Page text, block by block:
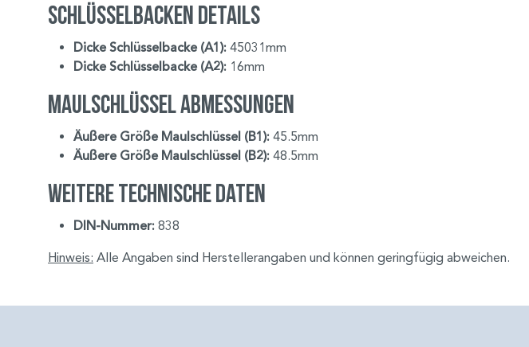
Schlüsselbacken Details
Dicke Schlüsselbacke (A1): 45031mm
Dicke Schlüsselbacke (A2): 16mm
Maulschlüssel Abmessungen
Äußere Größe Maulschlüssel (B1): 45.5mm
Äußere Größe Maulschlüssel (B2): 48.5mm
Weitere Technische Daten
DIN-Nummer: 838
Hinweis: Alle Angaben sind Herstellerangaben und können geringfügig abweichen.